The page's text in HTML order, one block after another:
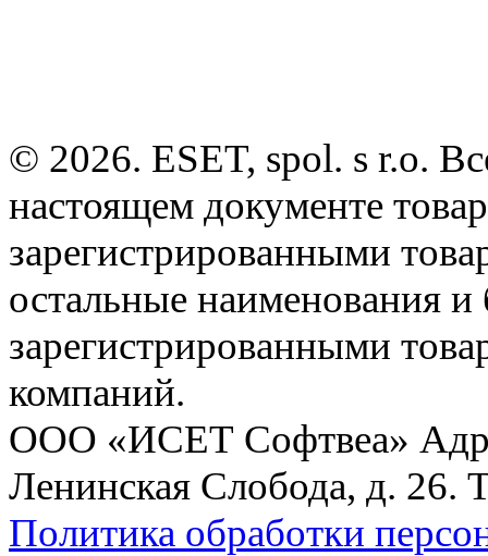
© 2026. ESET, spol. s r.o.
настоящем документе
зарегистрированными
остальные наименования
зарегистрированными
компаний.
ООО «ИСЕТ Софтвеа»
Ленинская Слобода, д. 26.
Политика обработки